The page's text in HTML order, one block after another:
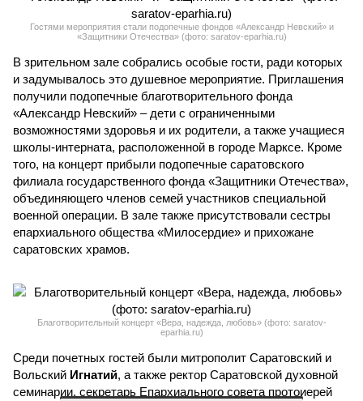
Гостями мероприятия стали подопечные фондов «Александр Невский» и
«Защитники Отечества» (фото: saratov-eparhia.ru)
В зрительном зале собрались особые гости, ради которых
и задумывалось это душевное мероприятие. Приглашения
получили подопечные благотворительного фонда
«Александр Невский» – дети с ограниченными
возможностями здоровья и их родители, а также учащиеся
школы-интерната, расположенной в городе Марксе. Кроме
того, на концерт прибыли подопечные саратовского
филиала государственного фонда «Защитники Отечества»,
объединяющего членов семей участников специальной
военной операции. В зале также присутствовали сестры
епархиального общества «Милосердие» и прихожане
саратовских храмов.
Благотворительный концерт «Вера, надежда, любовь» (фото: saratov-
eparhia.ru)
Среди почетных гостей были митрополит Саратовский и
Вольский Игнатий, а также ректор Саратовской духовной
семинарии, секретарь Епархиального совета протоиерей